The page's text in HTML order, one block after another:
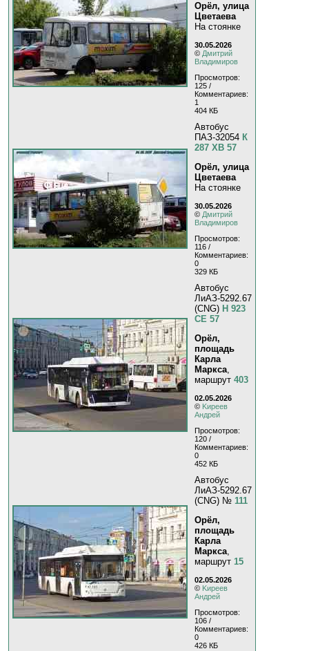
Орёл, улица
Цветаева
На стоянке
30.05.2026
© Дмитрий
Владимиров
Просмотров:
125 /
Комментариев:
1
404 КБ
Автобус
ПАЗ-32054 К
287 ХВ 57
Орёл, улица
Цветаева
На стоянке
30.05.2026
© Дмитрий
Владимиров
Просмотров:
116 /
Комментариев:
0
329 КБ
Автобус
ЛиАЗ-5292.67
(CNG) Н 923
СЕ 57
Орёл,
площадь
Карла
Маркса,
маршрут 403
02.05.2026
© Kиpeeв
Aндpeй
Просмотров:
120 /
Комментариев:
0
452 КБ
Автобус
ЛиАЗ-5292.67
(CNG) № 111
Орёл,
площадь
Карла
Маркса,
маршрут 15
02.05.2026
© Kиpeeв
Aндpeй
Просмотров:
106 /
Комментариев:
0
426 КБ